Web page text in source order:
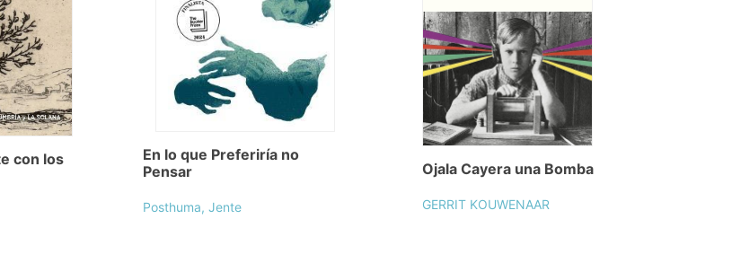
con los
En lo que Preferiría no
Pensar
Posthuma, Jente
Ojala Cayera una Bomba
GERRIT KOUWENAAR